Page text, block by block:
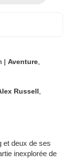
| Aventure
Russell
et deux de ses
inexplorée de